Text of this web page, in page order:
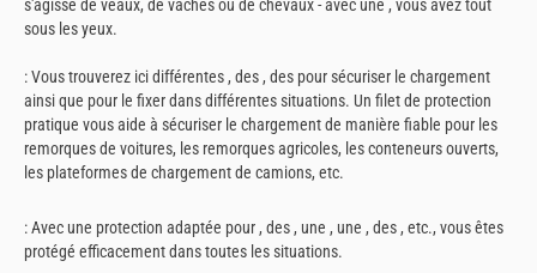
s'agisse de veaux, de vaches ou de chevaux - avec une , vous avez tout
sous les yeux.
: Vous trouverez ici différentes , des , des pour sécuriser le chargement
ainsi que pour le fixer dans différentes situations. Un filet de protection
pratique vous aide à sécuriser le chargement de manière fiable pour les
remorques de voitures, les remorques agricoles, les conteneurs ouverts,
les plateformes de chargement de camions, etc.
: Avec une protection adaptée pour , des , une , une , des , etc., vous êtes
protégé efficacement dans toutes les situations.